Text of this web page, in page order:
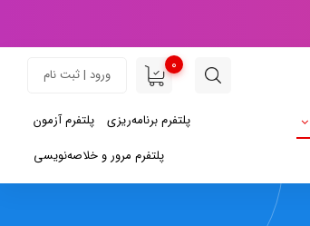
0
ورود | ثبت نام
پلتفرم آزمون
پلتفرم برنامه‌ریزی
پلتفرم مرور و خلاصه‌نویسی